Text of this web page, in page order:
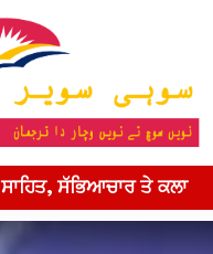
ਸਾਹਿਤ, ਸੱਭਿਆਚਾਰ ਤੇ ਕਲਾ